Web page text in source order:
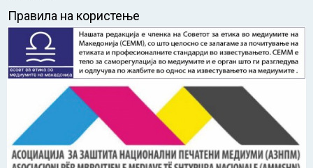
Правила на користење